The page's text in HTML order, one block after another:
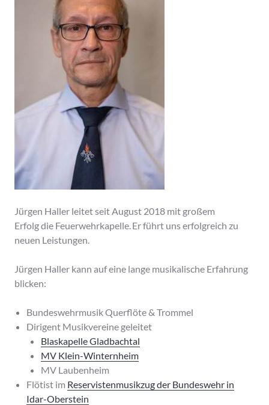
Jürgen Haller leitet seit August 2018 mit großem
Erfolg die Feuerwehrkapelle. Er führt uns erfolgreich zu
neuen Leistungen.
Jürgen Haller kann auf eine lange musikalische Erfahrung
blicken:
Bundeswehrmusik Querflöte & Trommel
Dirigent Musikvereine geleitet
Blaskapelle Gladbachtal
MV Klein-Winternheim
MV Laubenheim
Flötist im Reservistenmusikzug der Bundeswehr in
Idar-Oberstein